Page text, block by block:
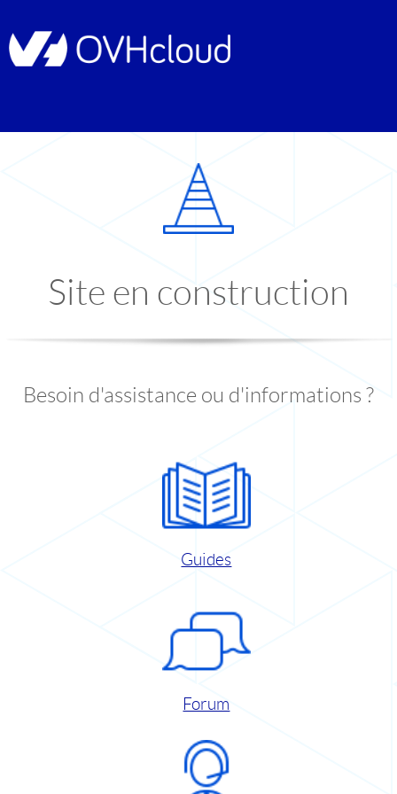
Site en construction
Besoin d'assistance ou d'informations ?
Guides
Forum